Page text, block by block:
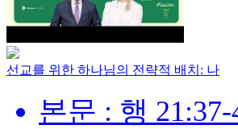
선교를 위한 하나님의 전략적 배치: 나
본문 : 행